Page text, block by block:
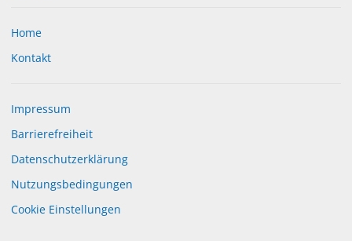
Home
Kontakt
Impressum
Barrierefreiheit
Datenschutzerklärung
Nutzungsbedingungen
Cookie Einstellungen